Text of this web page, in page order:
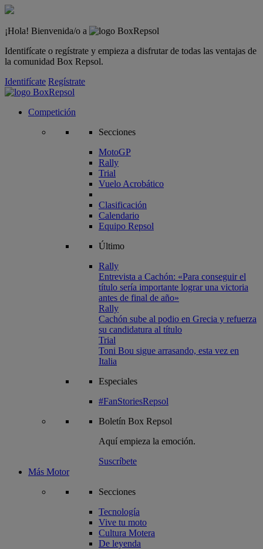
¡Hola! Bienvenida/o a
Identifícate o regístrate y empieza a disfrutar de todas las ventajas de
la comunidad Box Repsol.
Identifícate Regístrate
Competición
Secciones
MotoGP
Rally
Trial
Vuelo Acrobático
Clasificación
Calendario
Equipo Repsol
Último
Rally
Entrevista a Cachón: «Para conseguir el
título sería importante lograr una victoria
antes de final de año»
Rally
Cachón sube al podio en Grecia y refuerza
su candidatura al título
Trial
Toni Bou sigue arrasando, esta vez en
Italia
Especiales
#FanStoriesRepsol
Boletín Box Repsol
Aquí empieza la emoción.
Suscríbete
Más Motor
Secciones
Tecnología
Vive tu moto
Cultura Motera
De leyenda